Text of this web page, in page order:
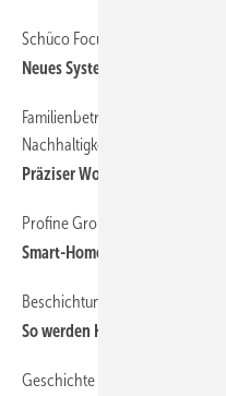
Schüco FocusIng
Neues System mit CO₂-r
Familienbetrieb mit Zukunft:
Nachhaltigkeit
Präziser Workflow für hohe
Profine Group
Smart-Home-Lösungen und
Beschichtungsexperte Adler
So werden Kunststofffenster
Geschichte einer gewachsenen